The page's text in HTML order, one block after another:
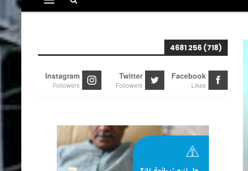
(718) 256 4681
Facebook
Likes
Twitter
Followers
Instagram
Followers